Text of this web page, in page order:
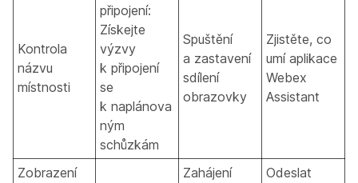
Kontrola
názvu
místnosti
připojení:
Získejte
výzvy
k připojení
se
k naplánova
ným
schůzkám
Spuštění
a zastavení
sdílení
obrazovky
Zjistěte, co
umí aplikace
Webex
Assistant
Zobrazení
Zahájení
Odeslat